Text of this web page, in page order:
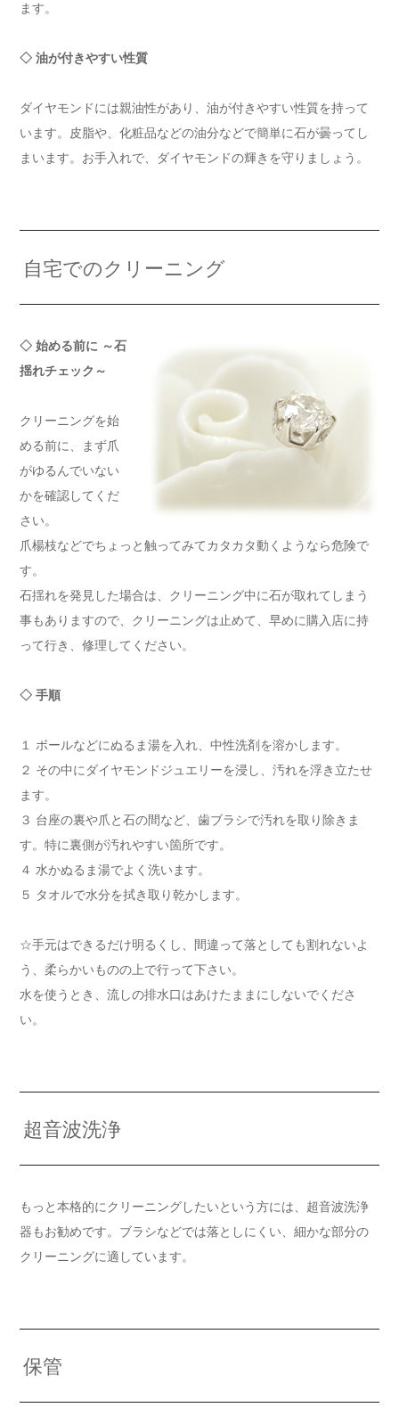
ます。
◇ 油が付きやすい性質
ダイヤモンドには親油性があり、油が付きやすい性質を持って
います。皮脂や、化粧品などの油分などで簡単に石が曇ってし
まいます。お手入れで、ダイヤモンドの輝きを守りましょう。
自宅でのクリーニング
◇ 始める前に ～石
揺れチェック～
クリーニングを始
める前に、まず爪
がゆるんでいない
かを確認してくだ
さい。
爪楊枝などでちょっと触ってみてカタカタ動くようなら危険で
す。
石揺れを発見した場合は、クリーニング中に石が取れてしまう
事もありますので、クリーニングは止めて、早めに購入店に持
って行き、修理してください。
◇ 手順
１ ボールなどにぬるま湯を入れ、中性洗剤を溶かします。
２ その中にダイヤモンドジュエリーを浸し、汚れを浮き立たせ
ます。
３ 台座の裏や爪と石の間など、歯ブラシで汚れを取り除きま
す。特に裏側が汚れやすい箇所です。
４ 水かぬるま湯でよく洗います。
５ タオルで水分を拭き取り乾かします。
☆手元はできるだけ明るくし、間違って落としても割れないよ
う、柔らかいものの上で行って下さい。
水を使うとき、流しの排水口はあけたままにしないでくださ
い。
超音波洗浄
もっと本格的にクリーニングしたいという方には、超音波洗浄
器もお勧めです。ブラシなどでは落としにくい、細かな部分の
クリーニングに適しています。
保管